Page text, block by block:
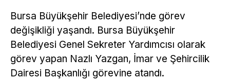
Bursa Büyükşehir Belediyesi’nde görev
değişikliği yaşandı. Bursa Büyükşehir
Belediyesi Genel Sekreter Yardımcısı olarak
görev yapan Nazlı Yazgan, İmar ve Şehircilik
Dairesi Başkanlığı görevine atandı.